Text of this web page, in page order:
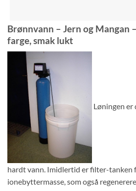
Brønnvann – Jern og Mangan
farge, smak lukt
Løningen er
hardt vann. Imidlertid er filter-tanken
ionebyttermasse, som også